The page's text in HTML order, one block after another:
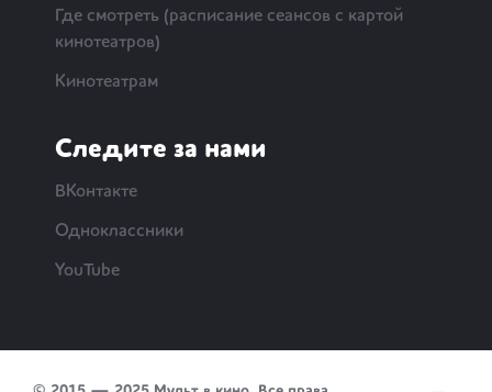
Где смотреть (расписание сеансов с картой
кинотеатров)
Кинотеатрам
Следите за нами
ВКонтакте
Одноклассники
YouTube